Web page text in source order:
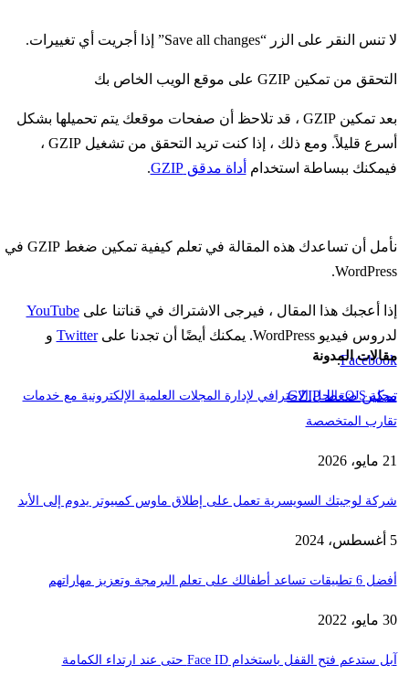
لا تنس النقر على الزر “Save all changes” إذا أجريت أي تغييرات.
التحقق من تمكين GZIP على موقع الويب الخاص بك
بعد تمكين GZIP ، قد تلاحظ أن صفحات موقعك يتم تحميلها بشكل
أسرع قليلاً. ومع ذلك ، إذا كنت تريد التحقق من تشغيل GZIP ،
فيمكنك ببساطة استخدام أداة مدقق GZIP .
نأمل أن تساعدك هذه المقالة في تعلم كيفية تمكين ضغط GZIP في
WordPress.
إذا أعجبك هذا المقال ، فيرجى الاشتراك في قناتنا علىYouTube
لدروس فيديو WordPress. يمكنك أيضًا أن تجدنا على
Twitter و
Facebook
.
تمكين ضغط GZIP
مقالات المدونة
مجلة OJS: الحل الاحترافي لإدارة المجلات العلمية الإلكترونية مع خدمات
تقارب المتخصصة
21 مايو، 2026
شركة لوجيتك السويسرية تعمل على إطلاق ماوس كمبيوتر يدوم إلى الأبد
5 أغسطس، 2024
أفضل 6 تطبيقات تساعد أطفالك على تعلم البرمجة وتعزيز مهاراتهم
30 مايو، 2022
آبل ستدعم فتح القفل باستخدام Face ID حتى عند ارتداء الكمامة